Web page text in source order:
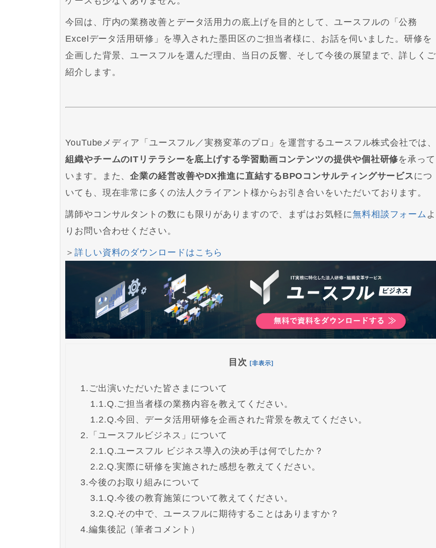
今回は、庁内の業務改善とデータ活用力の底上げを目的として、ユースフルの「公務
Excelデータ活用研修」を導入された墨田区のご担当者様に、お話を伺いました。研修を
企画した背景、ユースフルを選んだ理由、当日の反響、そして今後の展望まで、詳しくご
紹介します。
YouTubeメディア「ユースフル／実務変革のプロ」を運営するユースフル株式会社では、
組織やチームのITリテラシーを底上げする学習動画コンテンツの提供や個社研修を承って
います。また、企業の経営改善やDX推進に直結するBPOコンサルティングサービスにつ
いても、現在非常に多くの法人クライアント様からお引き合いをいただいております。
講師やコンサルタントの数にも限りがありますので、まずはお気軽に無料相談フォーム よ
りお問い合わせください。
＞ 詳しい資料のダウンロードはこちら
目次 [非表示]
1. ご出演いただいた皆さまについて
1.1.Q.ご担当者様の業務内容を教えてください。
1.2.Q.今回、データ活用研修を企画された背景を教えてください。
2. 「ユースフルビジネス」について
2.1.Q.ユースフル ビジネス導入の決め手は何でしたか？
2.2.Q.実際に研修を実施された感想を教えてください。
3.今後のお取り組みについて
3.1.Q.今後の教育施策について教えてください。
3.2.Q.その中で、ユースフルに期待することはありますか？
4.編集後記（筆者コメント）